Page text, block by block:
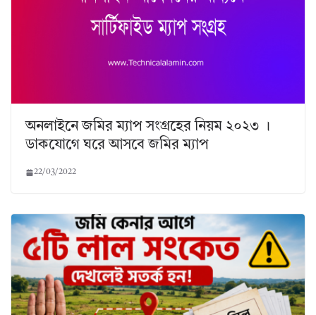
অনলাইনে জমির ম্যাপ সংগ্রহের নিয়ম ২০২৩ ।
ডাকযোগে ঘরে আসবে জমির ম্যাপ
22/03/2022